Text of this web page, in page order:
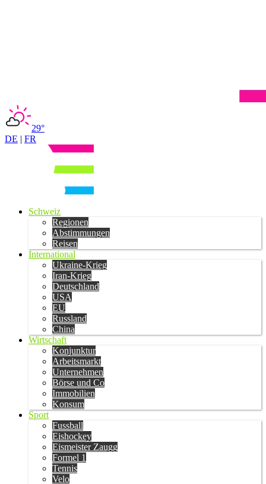
29°
DE | FR
Schweiz
Regionen
Abstimmungen
Reisen
International
Ukraine-Krieg
Iran-Krieg
Deutschland
USA
EU
Russland
China
Wirtschaft
Konjunktur
Arbeitsmarkt
Unternehmen
Börse und Co
Immobilien
Konsum
Sport
Fussball
Eishockey
Eismeister Zaugg
Formel 1
Tennis
Velo